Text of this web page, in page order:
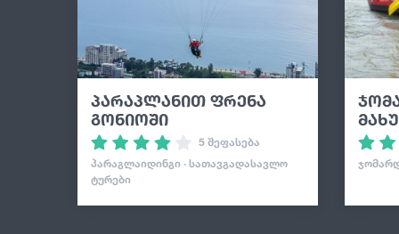
პარაპლანით ფრენა
გონიოში
5 შეფასება
ᲞᲐᲠᲐᲒᲚᲐᲘᲓᲘᲜᲒᲘ · ᲡᲐᲗᲐᲕᲒᲐᲓᲐᲡᲐᲕᲚᲝ
ᲢᲣᲠᲔᲑᲘ